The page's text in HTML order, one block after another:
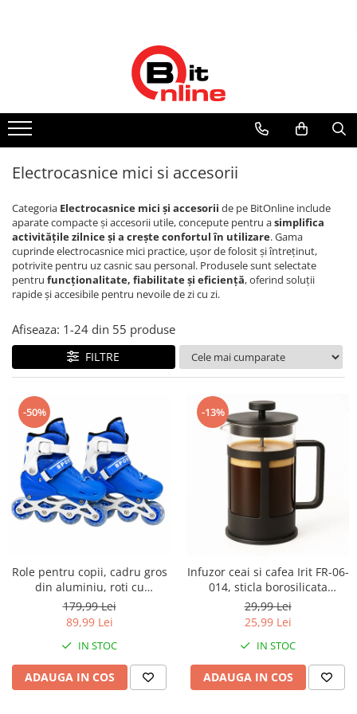
Aparate aerosoli si accesorii
Aparate aerosoli
Camere inhalare
Accesorii
Tensiometre mecanice
Tensiometre electronice
Accesorii
Termometre
Termometre non-contact
Termometre copii
Termometre clasice
Pulsoximetre
Pulsoximetre profesionale
Accesorii
Monitorizare medicala
Stetoscoape
Spirometre
Spirometre portabile
Consumabile medicale
Comprese sterile
Ser fiziologic
Ingrijire personala & cosmetice
Distribuitor autorizat Philips
Electrocasnice mici si accesorii
Categoria Electrocasnice mici și accesorii de pe BitOnline include
aparate compacte și accesorii utile, concepute pentru asimplifica
activitățile zilnice și a crește confortul în utilizare. Gama
cuprinde electrocasnice mici practice, ușor de folosit și întreținut,
potrivite pentru uz casnic sau personal. Produsele sunt selectate
pentru funcționalitate, fiabilitate și eficiență, oferind soluții
rapide și accesibile pentru nevoile de zi cu zi.
Afiseaza: 1-24 din 55 produse
FILTRE
-50%
Role pentru copii, cadru gros
din aluminiu, roti cu
elasticitate ridicata si
rezistenta la uzura, marime
reglabila 30-34, sisteme
multiple de inchidere,
Albastru
179,99 Lei
89,99 Lei
IN STOC
ADAUGA IN COS
-13%
Infuzor ceai si cafea Irit FR-06-
014, sticla borosilicata
termorezistenta, sita dubla,
0.6 L, 9 x 16.8 cm
29,99 Lei
25,99 Lei
IN STOC
ADAUGA IN COS